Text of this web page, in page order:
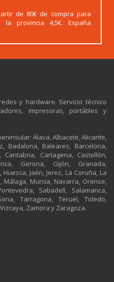
de 80€ de compra para
la provincia 4,5€. España
y hardware. Servicio técnico
impresoras, portátiles y
Álava, Albacete, Alicante,
Badalona, Baleares, Barcelona,
Cartagena, Castellón,
Gerona, Gijón, Granada,
Jaén, Jerez, La Coruña, La
Málaga, Murcia, Navarra, Orense,
Sabadell, Salamanca,
Tarragona, Teruel, Toledo,
Zamora y Zaragoza.